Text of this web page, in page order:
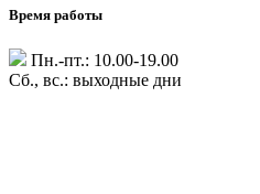
Время работы
Пн.-пт.: 10.00-19.00
Сб., вс.: выходные дни